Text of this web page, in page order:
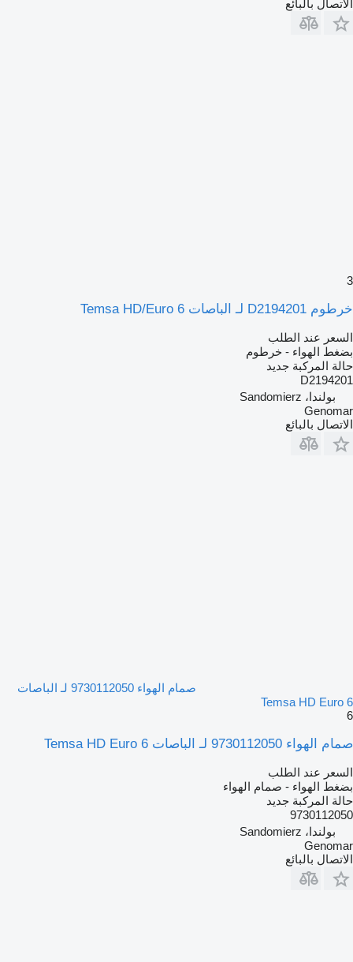
الاتصال بالبائع
3
خرطوم D2194201 لـ الباصات Temsa HD/Euro 6
السعر عند الطلب
بضغط الهواء - خرطوم
حالة المركبة جديد
D2194201
بولندا، Sandomierz
Genomar
الاتصال بالبائع
صمام الهواء 9730112050 لـ الباصات
Temsa HD Euro 6
6
صمام الهواء 9730112050 لـ الباصات Temsa HD Euro 6
السعر عند الطلب
بضغط الهواء - صمام الهواء
حالة المركبة جديد
9730112050
بولندا، Sandomierz
Genomar
الاتصال بالبائع